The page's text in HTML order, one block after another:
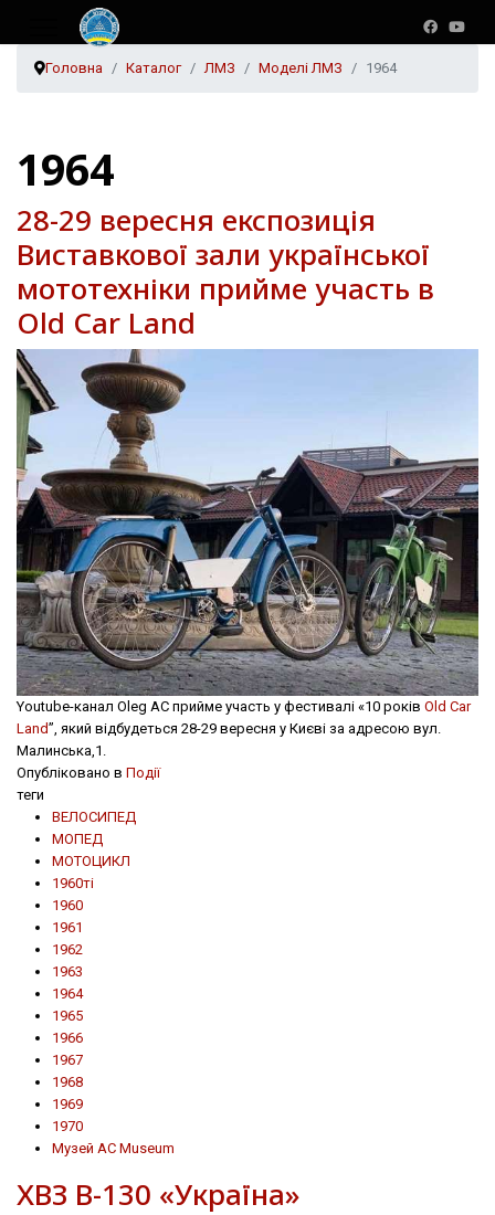
Головна Каталог ЛМЗ Моделі ЛМЗ 1964
1964
28-29 вересня експозиція
Виставкової зали української
мототехніки прийме участь в
Old Car Land
Youtube-канал Oleg AC прийме участь у фестивалі «10 років Old Car
Land”, який відбудеться 28-29 вересня у Києві за адресою вул.
Малинська,1.
Опубліковано в Події
теги
ВЕЛОСИПЕД
МОПЕД
МОТОЦИКЛ
1960ті
1960
1961
1962
1963
1964
1965
1966
1967
1968
1969
1970
Музей AC Museum
ХВЗ В-130 «Україна»